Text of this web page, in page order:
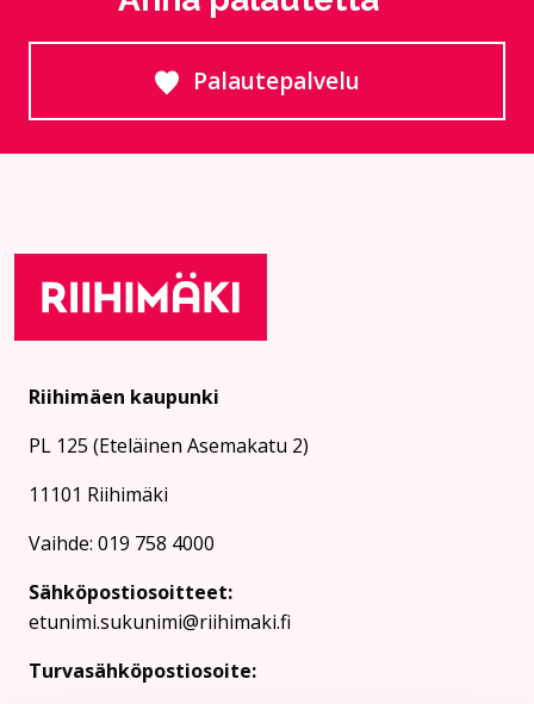
Palautepalvelu
Siirtyy ulkoiselle
Riihimäen kaupunki
PL 125 (Eteläinen Asemakatu 2)
11101 Riihimäki
Vaihde: 019 758 4000
Sähköpostiosoitteet:
etunimi.sukunimi@riihimaki.fi
Turvasähköpostiosoite: